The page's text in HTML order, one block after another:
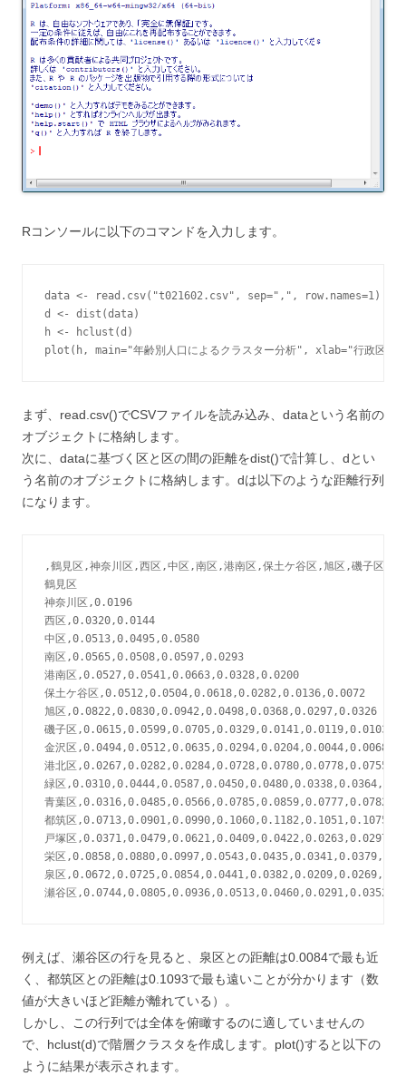
Rコンソールに以下のコマンドを入力します。
data <- read.csv("t021602.csv", sep=",", row.names=1)
d <- dist(data)
h <- hclust(d)
まず、read.csv()でCSVファイルを読み込み、dataという名前の
オブジェクトに格納します。
次に、dataに基づく区と区の間の距離をdist()で計算し、dとい
う名前のオブジェクトに格納します。dは以下のような距離行列
になります。
,鶴見区,神奈川区,西区,中区,南区,港南区,保土ケ谷区,旭区,磯子区,
鶴見区
神奈川区,0.0196
西区,0.0320,0.0144
中区,0.0513,0.0495,0.0580
南区,0.0565,0.0508,0.0597,0.0293
港南区,0.0527,0.0541,0.0663,0.0328,0.0200
保土ケ谷区,0.0512,0.0504,0.0618,0.0282,0.0136,0.0072
旭区,0.0822,0.0830,0.0942,0.0498,0.0368,0.0297,0.0326
磯子区
金沢区
港北区
緑区
青葉区
都筑区
戸塚区
栄区
泉区
例えば、瀬谷区の行を見ると、泉区との距離は0.0084で最も近
く、都筑区との距離は0.1093で最も遠いことが分かります（数
値が大きいほど距離が離れている）。
しかし、この行列では全体を俯瞰するのに適していませんの
で、hclust(d)で階層クラスタを作成します。plot()すると以下の
ように結果が表示されます。